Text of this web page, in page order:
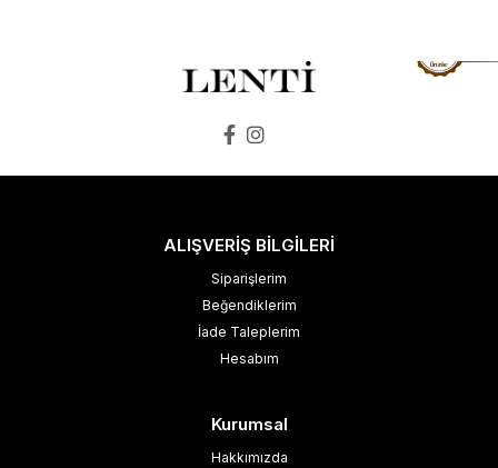
ALIŞVERİŞ BİLGİLERİ
Siparişlerim
Beğendiklerim
İade Taleplerim
Hesabım
Kurumsal
Hakkımızda